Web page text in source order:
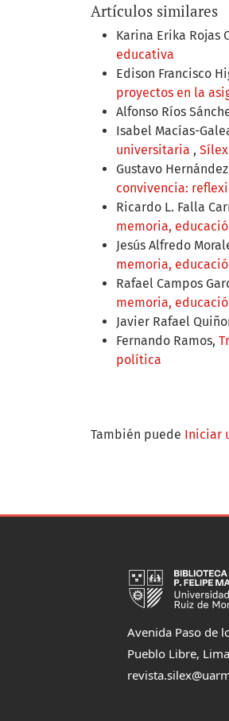
Artículos similares
Karina Erika Rojas
educativa
Edison Francisco
proyectos en la
Alfonso Ríos
Isabel Macías-
universitaria ,
Gustavo
convivencia:
Ricardo L. Falla
memoria,
Jesús Alfredo
memoria,
Rafael Campos
memoria,
Javier Rafael
Fernando Ramos,
política
También puede Iniciar
Avenida Paso de
Pueblo Libre, Lima